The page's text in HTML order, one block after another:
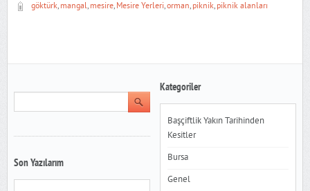
göktürk, mangal, mesire, Mesire Yerleri,orman, piknik, piknik alanları
Son Yazılarım
Kategoriler
Başçiftlik Yakın Tarihinden
Kesitler
Bursa
Genel